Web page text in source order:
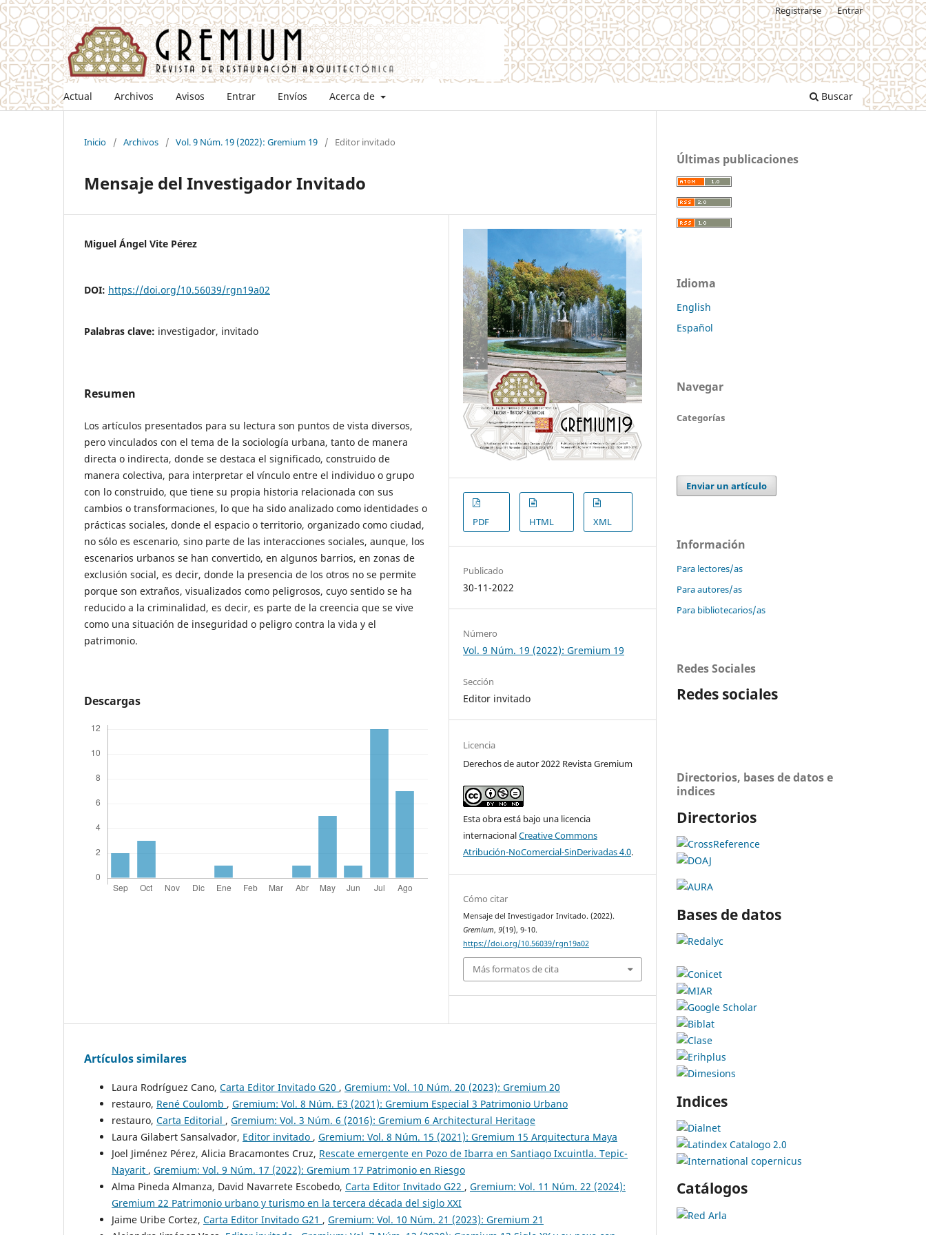
Actual Archivos Avisos Entrar Envíos Acerca de Buscar
Registrarse Entrar
Inicio / Archivos / Vol. 9 Núm. 19 (2022): Gremium 19 / Editor invitado
Mensaje del Investigador Invitado
Miguel Ángel Vite Pérez
DOI: https://doi.org/10.56039/rgn19a02
Palabras clave: investigador, invitado
Resumen
Los artículos presentados para su lectura son puntos de vista diversos,
pero vinculados con el tema de la sociología urbana, tanto de manera
directa o indirecta, donde se destaca el significado, construido de
manera colectiva, para interpretar el vínculo entre el individuo o grupo
con lo construido, que tiene su propia historia relacionada con sus
cambios o transformaciones, lo que ha sido analizado como identidades o
prácticas sociales, donde el espacio o territorio, organizado como ciudad,
no sólo es escenario, sino parte de las interacciones sociales, aunque, los
escenarios urbanos se han convertido, en algunos barrios, en zonas de
exclusión social, es decir, donde la presencia de los otros no se permite
porque son extraños, visualizados como peligrosos, cuyo sentido se ha
reducido a la criminalidad, es decir, es parte de la creencia que se vive
como una situación de inseguridad o peligro contra la vida y el
patrimonio.
Descargas
PDF HTML XML
Publicado
30-11-2022
Número
Vol. 9 Núm. 19 (2022): Gremium 19
Sección
Editor invitado
Licencia
Derechos de autor 2022 Revista Gremium
Esta obra está bajo una licencia
internacionalCreative Commons
Atribución-NoComercial-SinDerivadas 4.0.
Cómo citar
Mensaje del Investigador Invitado. (2022).
Gremium, 9(19), 9-10.
https://doi.org/10.56039/rgn19a02
Más formatos de cita
Artículos similares
Laura Rodríguez Cano, Carta Editor Invitado G20 , Gremium: Vol. 10 Núm. 20 (2023): Gremium 20
restauro, René Coulomb , Gremium: Vol. 8 Núm. E3 (2021): Gremium Especial 3 Patrimonio Urbano
restauro, Carta Editorial , Gremium: Vol. 3 Núm. 6 (2016): Gremium 6 Architectural Heritage
Laura Gilabert Sansalvador, Editor invitado , Gremium: Vol. 8 Núm. 15 (2021): Gremium 15 Arquitectura Maya
Joel Jiménez Pérez, Alicia Bracamontes Cruz, Rescate emergente en Pozo de Ibarra en Santiago Ixcuintla. Tepic-
Nayarit , Gremium: Vol. 9 Núm. 17 (2022): Gremium 17 Patrimonio en Riesgo
Alma Pineda Almanza, David Navarrete Escobedo, Carta Editor Invitado G22 , Gremium: Vol. 11 Núm. 22 (2024):
Gremium 22 Patrimonio urbano y turismo en la tercera década del siglo XXI
Jaime Uribe Cortez, Carta Editor Invitado G21 , Gremium: Vol. 10 Núm. 21 (2023): Gremium 21
Últimas publicaciones
Idioma
English
Español
Navegar
Categorías
Enviar un artículo
Información
Para lectores/as
Para autores/as
Para bibliotecarios/as
Redes Sociales
Redes sociales
Directorios, bases de datos e
indices
Directorios
Bases de datos
Indices
Catálogos